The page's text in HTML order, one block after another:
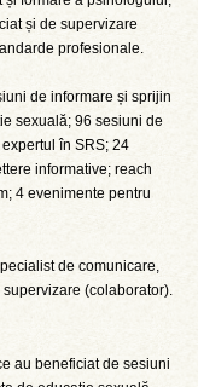
și de supervizare
profesionale.
de informare și sprijin
sexuală; 96 sesiuni de
în SRS; 24
informative; reach
4 evenimente pentru
de comunicare,
(colaborator).
au beneficiat de sesiuni